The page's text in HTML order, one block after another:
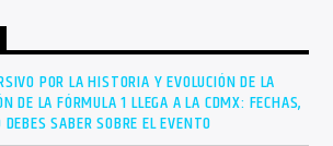
POR LA HISTORIA Y EVOLUCIÓN DE LA
DE LA FÓRMULA 1 LLEGA A LA CDMX: FECHAS,
SABER SOBRE EL EVENTO